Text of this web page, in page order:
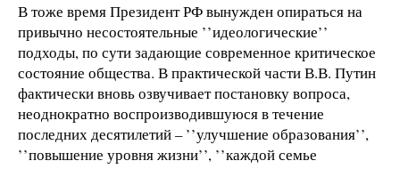
В тоже время Президент РФ вынужден опираться на
привычно несостоятельные ’’идеологические’’
подходы, по сути задающие современное критическое
состояние общества. В практической части В.В. Путин
фактически вновь озвучивает постановку вопроса,
неоднократно воспроизводившуюся в течение
последних десятилетий – ’’улучшение образования’’,
’’повышение уровня жизни’’, ’’каждой семье